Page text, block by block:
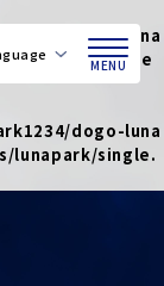
dogo-luna
lunapark/heade
MENU
dogo-luna
lunapark/single.